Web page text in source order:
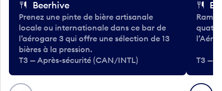
Précédent
Prenez une pinte de bière artisanale
locale ou internationale dans ce bar de
l’aérogare 3 qui offre une sélection de 13
bières à la pression.
T3 — Après-sécurité (CAN/INTL)
Suivant